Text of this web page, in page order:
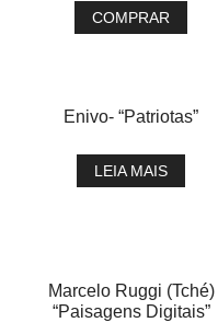
COMPRAR
Enivo- “Patriotas”
LEIA MAIS
Marcelo Ruggi (Tché)
“Paisagens Digitais”